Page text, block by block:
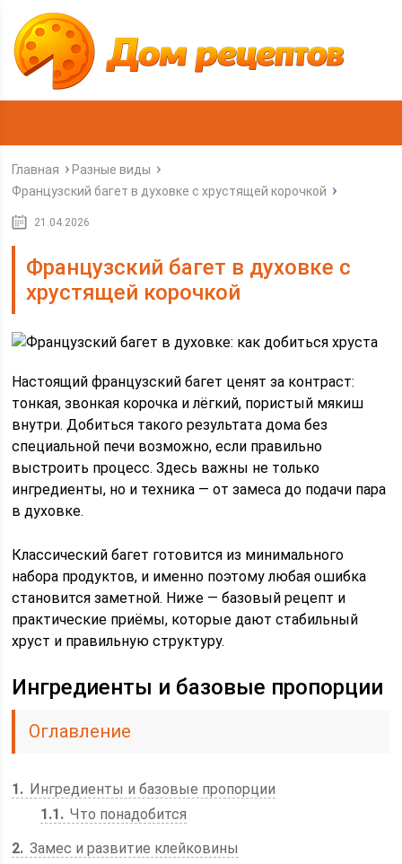
Главная
Разные виды
Французский багет в духовке с хрустящей корочкой
21.04.2026
Французский багет в духовке с
хрустящей корочкой
Настоящий французский багет ценят за контраст:
тонкая, звонкая корочка и лёгкий, пористый мякиш
внутри. Добиться такого результата дома без
специальной печи возможно, если правильно
выстроить процесс. Здесь важны не только
ингредиенты, но и техника — от замеса до подачи пара
в духовке.
Классический багет готовится из минимального
набора продуктов, и именно поэтому любая ошибка
становится заметной. Ниже — базовый рецепт и
практические приёмы, которые дают стабильный
хруст и правильную структуру.
Ингредиенты и базовые пропорции
Оглавление
1
Ингредиенты и базовые пропорции
1.1
Что понадобится
2 Замес и развитие клейковины